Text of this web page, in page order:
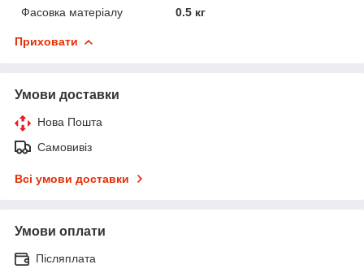
Фасовка матеріалу
0.5 кг
Приховати
Умови доставки
Нова Пошта
Самовивіз
Всі умови доставки
Умови оплати
Післяплата